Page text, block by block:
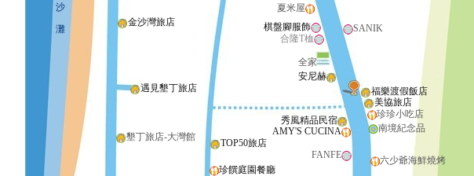
金沙灣旅店
遇見墾丁旅店
棋盤腳服飾
合隆T桖
全家
AMY'S CUCINA
沙
灘
秀風精品民宿
SANIK
福樂渡假飯店
美協旅店
珍珍小吃店
六少爺海鮮燒烤
FANFE
南境紀念品
珍饌庭園餐廳
安尼赫
夏米屋
墾丁旅店-大灣館
TOP50旅店